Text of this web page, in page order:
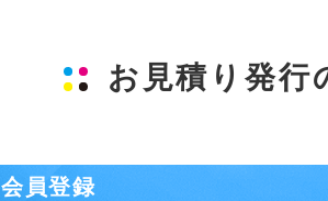
お見積り発行
会員登録